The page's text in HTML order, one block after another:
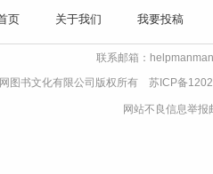
页 关于我们 我要投稿
联系邮箱：
图书文化有限公司版权所有 苏ICP备
网站不良信息举